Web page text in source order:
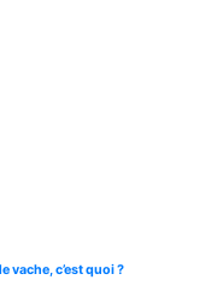
vache, c’est quoi ?